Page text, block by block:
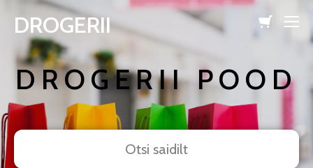
lisati ostukorvi.
DROGERII
DROGERII POOD